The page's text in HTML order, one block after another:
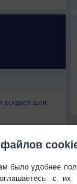
вреден для
вы
работе?
есть, чтобы
было удобнее
с их